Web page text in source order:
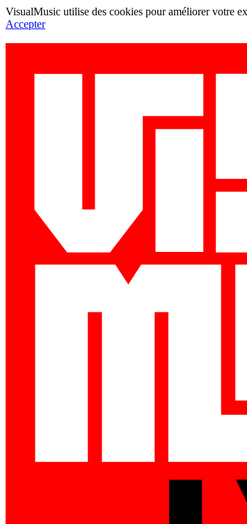
VisualMusic utilise des cookies pour améliorer votre
Accepter